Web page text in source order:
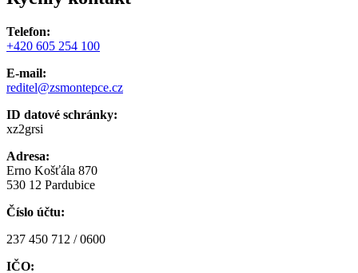
Telefon:
+420 605 254 100
E-mail:
reditel@zsmontepce.cz
ID datové schránky:
xz2grsi
Adresa:
Erno Košťála 870
530 12 Pardubice
Číslo účtu:
237 450 712 / 0600
IČO: